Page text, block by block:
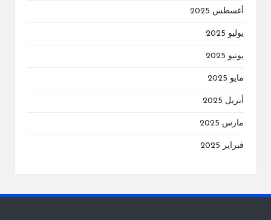
أغسطس 2025
يوليو 2025
يونيو 2025
مايو 2025
أبريل 2025
مارس 2025
فبراير 2025